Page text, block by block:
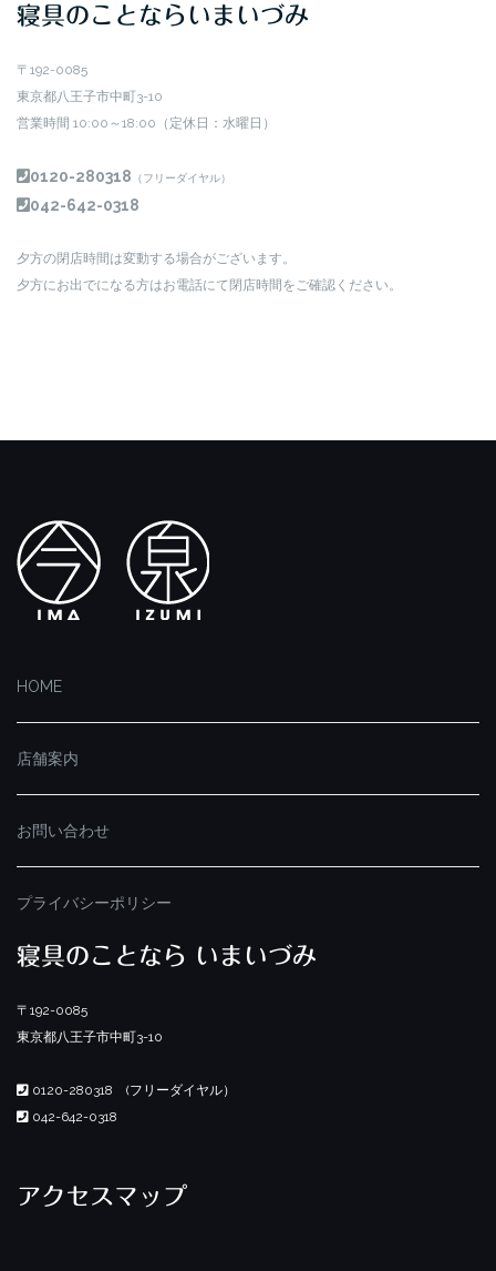
寝具のことならいまいづみ
〒192-0085
東京都八王子市中町3-10
営業時間 10:00～18:00（定休日：水曜日）
0120-280318 （フリーダイヤル）
042-642-0318
夕方の閉店時間は変動する場合がございます。
夕方にお出でになる方はお電話にて閉店時間をご確認ください。
HOME
店舗案内
お問い合わせ
プライバシーポリシー
寝具のことなら いまいづみ
〒192-0085
東京都八王子市中町3-10
0120-280318 (フリーダイヤル）
042-642-0318
アクセスマップ